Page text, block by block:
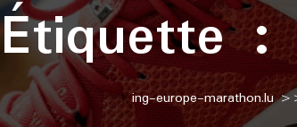
Étiquette
ing-europe-marathon.lu